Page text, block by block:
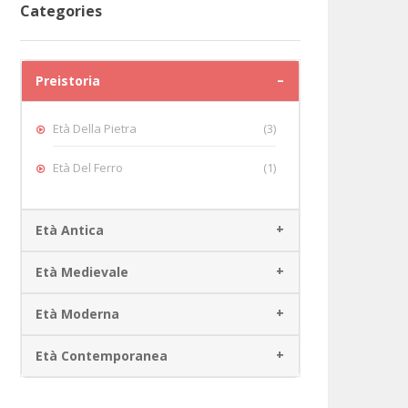
Categories
Preistoria
Età Della Pietra (3)
Età Del Ferro (1)
Età Antica
Età Medievale
Età Moderna
Età Contemporanea